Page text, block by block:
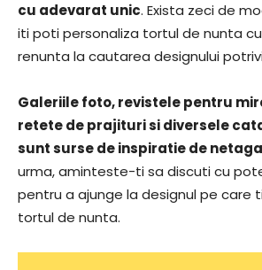
cu adevarat unic. Exista zeci de
iti poti personaliza tortul de nunta
renunta la cautarea designului
Galeriile foto, revistele pentru
retete de prajituri si diversele
sunt surse de inspiratie de
urma, aminteste-ti sa discuti cu
pentru a ajunge la designul pe care
tortul de nunta.